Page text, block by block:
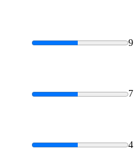
9
7
4